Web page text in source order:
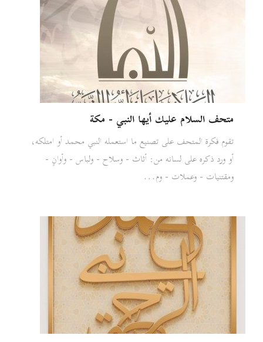
متحف السلام عليك أيها النبي - مكة
تقوم فكرة المتحف على تصنيع ما استعمله النبي محمد أو امتلكه،
أو ورد ذكره على لسانه من: أثاث - وسلاح - ولباس - وأوانٍ -
ومقتنيات - وعملات - وم...